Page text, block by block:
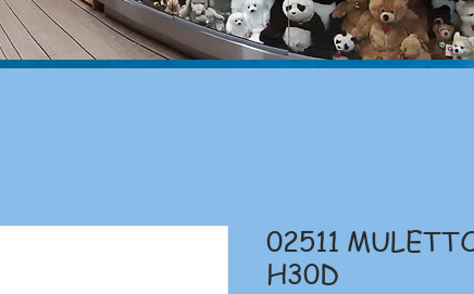
02511
H30D